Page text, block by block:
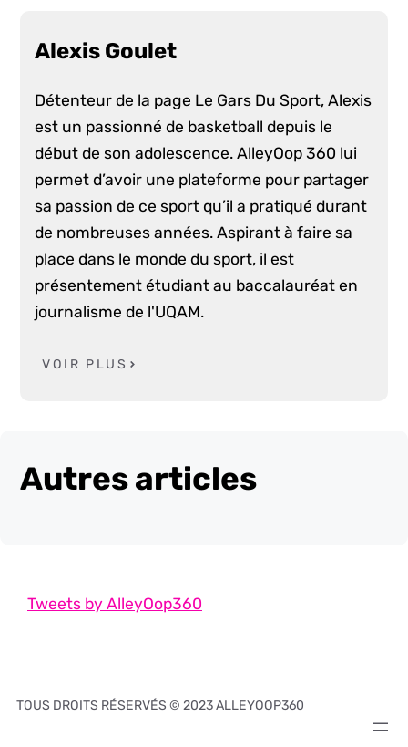
Alexis Goulet
Détenteur de la page Le Gars Du Sport, Alexis
est un passionné de basketball depuis le
début de son adolescence. AlleyOop 360 lui
permet d’avoir une plateforme pour partager
sa passion de ce sport qu’il a pratiqué durant
de nombreuses années. Aspirant à faire sa
place dans le monde du sport, il est
présentement étudiant au baccalauréat en
journalisme de l'UQAM.
VOIR PLUS
Autres articles
Tweets by AlleyOop360
TOUS DROITS RÉSERVÉS © 2023 ALLEYOOP360